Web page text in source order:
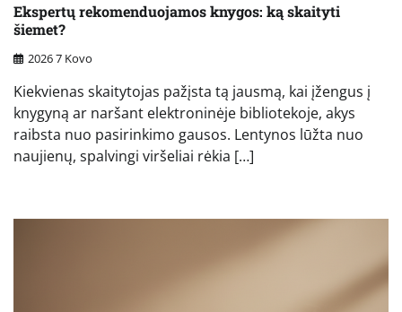
Ekspertų rekomenduojamos knygos: ką skaityti
šiemet?
2026 7 Kovo
Kiekvienas skaitytojas pažįsta tą jausmą, kai įžengus į
knygyną ar naršant elektroninėje bibliotekoje, akys
raibsta nuo pasirinkimo gausos. Lentynos lūžta nuo
naujienų, spalvingi viršeliai rėkia […]